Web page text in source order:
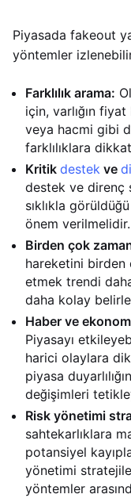
Piyasada fakeout
yöntemler
Farklılık arama:
için, varlığın
veya hacmi gibi
farklılıklara
Kritik destek ve
destek ve direnç
sıklıkla
önem verilmelidir.
Birden çok
hareketini birden
etmek trendi
daha kolay
Haber ve
Piyasayı
harici olaylara
piyasa
değişimleri
Risk yönetimi
sahtekarlıklara
potansiyel
yönetimi
yöntemler